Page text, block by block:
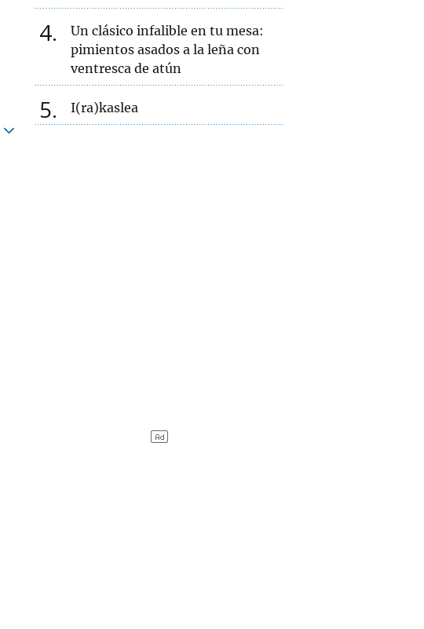
4
Un clásico infalible en tu mesa:
pimientos asados a la leña con
ventresca de atún
5 I(ra)kaslea